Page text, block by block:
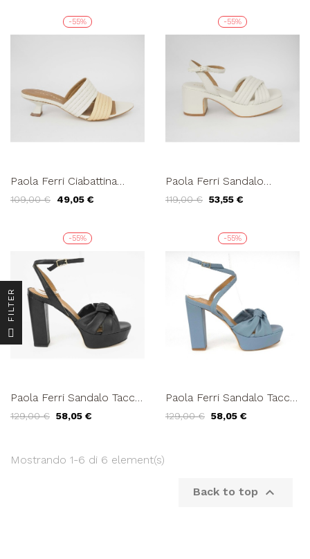
-55%
Paola Ferri Ciabattina
Nude
109,00 € 49,05 €
-55%
Paola Ferri Sandalo
Braccialetto Crema
119,00 € 53,55 €
-55%
Paola Ferri Sandalo Tacco
Nappa Nero
129,00 € 58,05 €
-55%
Paola Ferri Sandalo Tacco
Celeste Allure
129,00 € 58,05 €
Mostrando 1-6 di 6 element(s)
Back to top 
R